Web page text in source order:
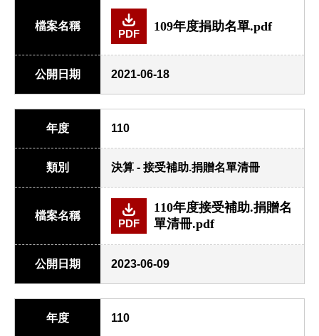
檔案名稱
PDF
109年度捐助名單.pdf
公開日期 2021-06-18
年度 110
類別 決算 - 接受補助.捐贈名單清冊
檔案名稱
PDF
110年度接受補助.捐贈名
單清冊.pdf
公開日期 2023-06-09
年度 110